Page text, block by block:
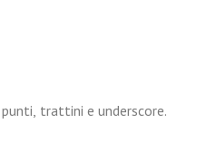
trattini e underscore.